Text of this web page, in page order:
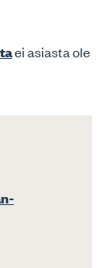
ei asiasta ole